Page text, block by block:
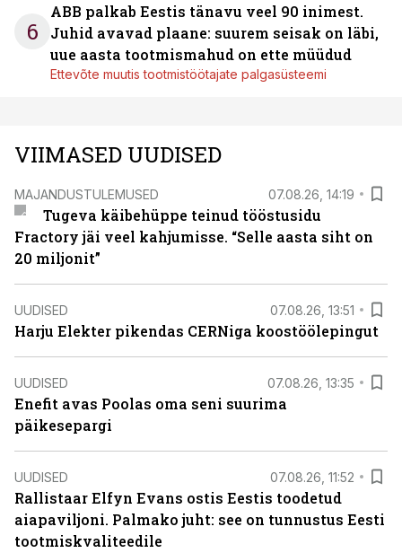
6
ABB palkab Eestis tänavu veel 90 inimest.
Juhid avavad plaane: suurem seisak on läbi,
uue aasta tootmismahud on ette müüdud
Ettevõte muutis tootmistöötajate palgasüsteemi
VIIMASED UUDISED
MAJANDUSTULEMUSED 07.08.26, 14:19
Tugeva käibehüppe teinud tööstusidu
Fractory jäi veel kahjumisse. “Selle aasta siht on
20 miljonit”
UUDISED 07.08.26, 13:51
Harju Elekter pikendas CERNiga koostöölepingut
UUDISED 07.08.26, 13:35
Enefit avas Poolas oma seni suurima
päikesepargi
UUDISED 07.08.26, 11:52
Rallistaar Elfyn Evans ostis Eestis toodetud
aiapaviljoni. Palmako juht: see on tunnustus Eesti
tootmiskvaliteedile